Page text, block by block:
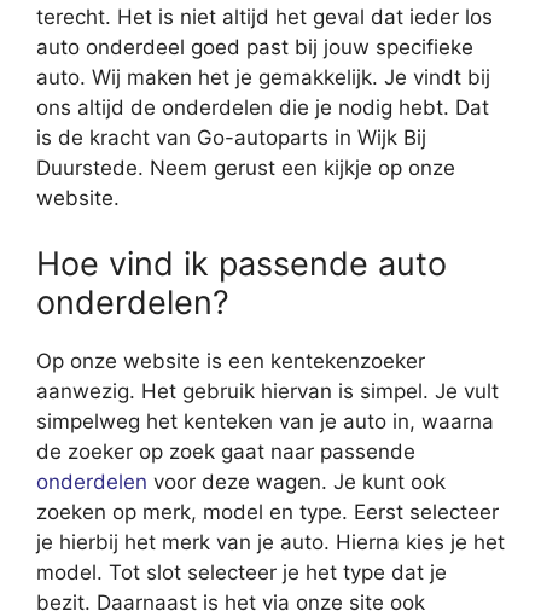
terecht. Het is niet altijd het geval dat ieder los
auto onderdeel goed past bij jouw specifieke
auto. Wij maken het je gemakkelijk. Je vindt bij
ons altijd de onderdelen die je nodig hebt. Dat
is de kracht van Go-autoparts in Wijk Bij
Duurstede. Neem gerust een kijkje op onze
website.
Hoe vind ik passende auto
onderdelen?
Op onze website is een kentekenzoeker
aanwezig. Het gebruik hiervan is simpel. Je vult
simpelweg het kenteken van je auto in, waarna
de zoeker op zoek gaat naar passende
onderdelen voor deze wagen. Je kunt ook
zoeken op merk, model en type. Eerst selecteer
je hierbij het merk van je auto. Hierna kies je het
model. Tot slot selecteer je het type dat je
bezit. Daarnaast is het via onze site ook